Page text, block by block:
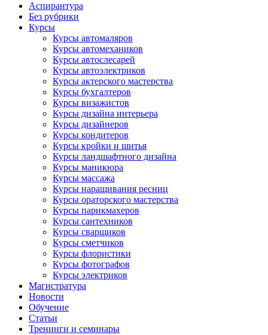
Аспирантура
Без рубрики
Курсы
Курсы автомаляров
Курсы автомехаников
Курсы автослесарей
Курсы автоэлектриков
Курсы актерского мастерства
Курсы бухгалтеров
Курсы визажистов
Курсы дизайна интерьера
Курсы дизайнеров
Курсы кондитеров
Курсы кройки и шитья
Курсы ландшафтного дизайна
Курсы маникюра
Курсы массажа
Курсы наращивания ресниц
Курсы ораторского мастерства
Курсы парикмахеров
Курсы сантехников
Курсы сварщиков
Курсы сметчиков
Курсы флористики
Курсы фотографов
Курсы электриков
Магистратура
Новости
Обучение
Статьи
Тренинги и семинары